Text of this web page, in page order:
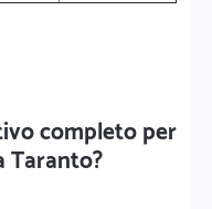
completo per
Taranto?